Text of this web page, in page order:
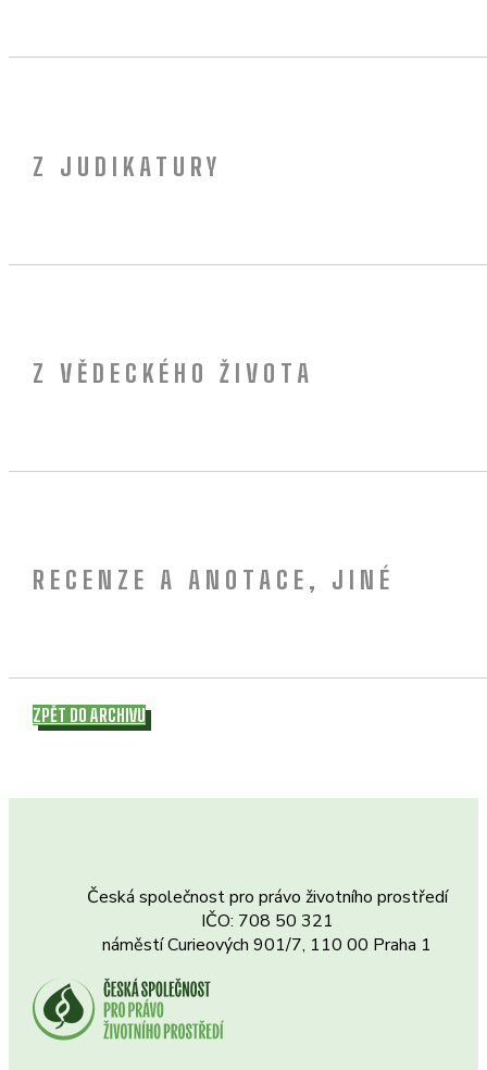
Z JUDIKATURY
Z VĚDECKÉHO ŽIVOTA
RECENZE A ANOTACE, JINÉ
ZPĚT DO ARCHIVU
Česká společnost pro právo životního prostředí
IČO: 708 50 321
náměstí Curieových 901/7, 110 00 Praha 1